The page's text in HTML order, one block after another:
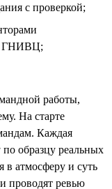
с проверкой;
ГНИВЦ;
работы,
На старте
Каждая
образцу реальных
атмосферу и суть
проводят ревью